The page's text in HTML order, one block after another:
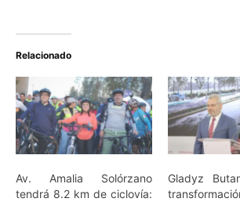
Relacionado
Av. Amalia Solórzano
tendrá 8.2 km de ciclovía:
Gladyz